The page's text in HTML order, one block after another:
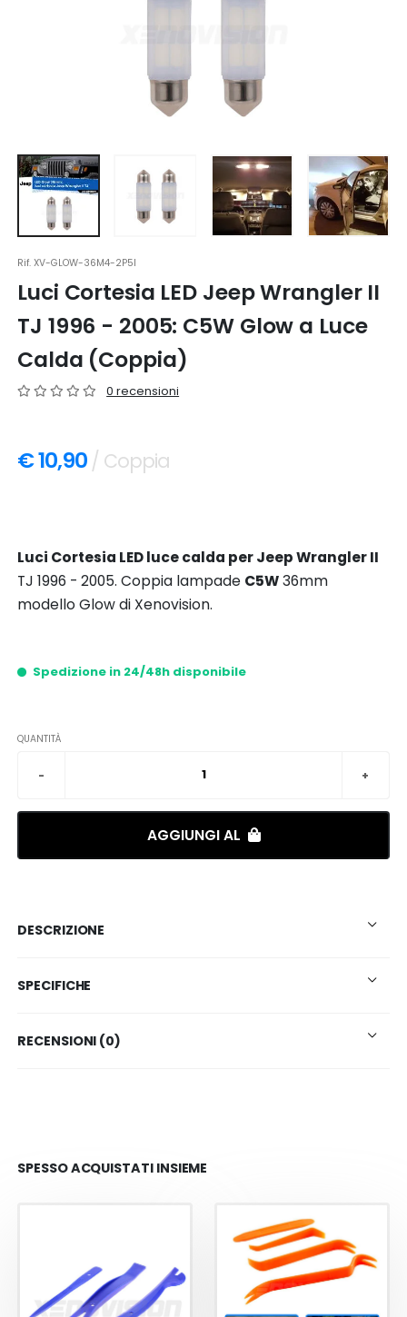
Rif.XV-GLOW-36M4-2P5I
Luci Cortesia LED Jeep Wrangler II
TJ 1996 - 2005: C5W Glow a Luce
Calda (Coppia)
0 recensioni
€ 10,90 / Coppia
Luci Cortesia LED luce calda per Jeep Wrangler II
TJ 1996 - 2005. Coppia lampade C5W36mm
modello Glow di Xenovision.
Spedizione in 24/48h disponibile
QUANTITÀ
AGGIUNGI AL
DESCRIZIONE
SPECIFICHE
RECENSIONI (0)
SPESSO ACQUISTATI INSIEME